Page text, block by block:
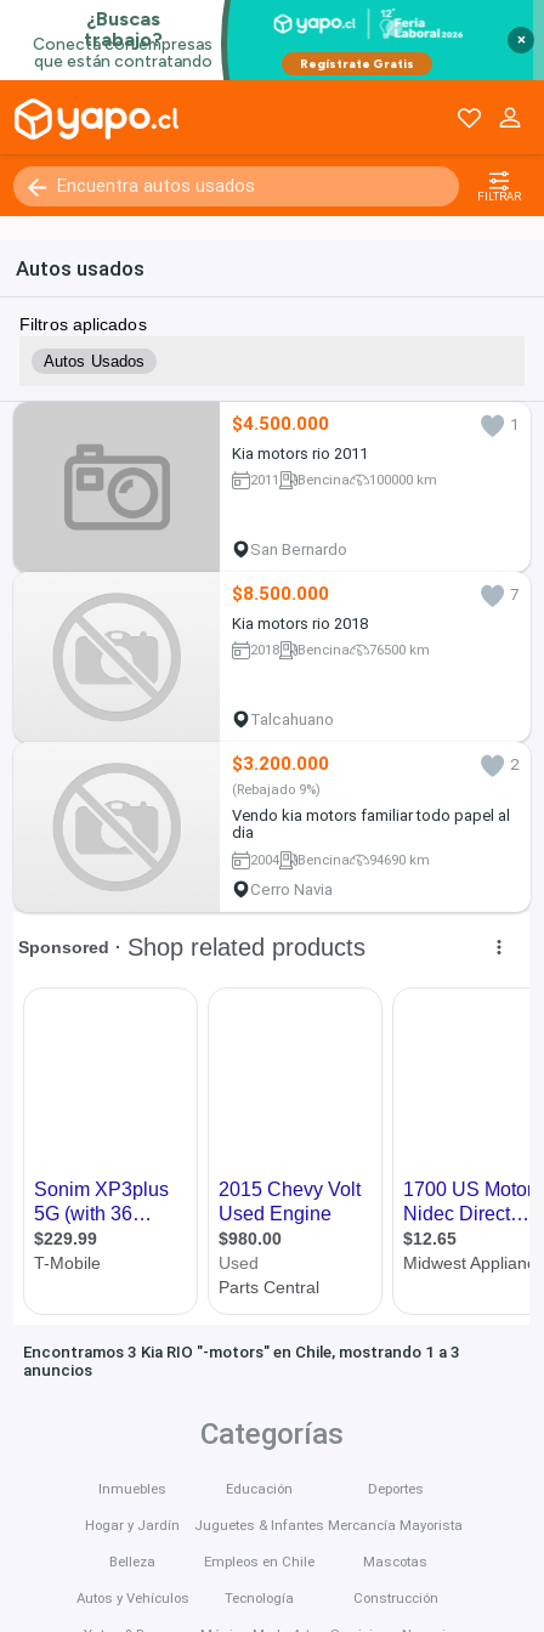
×
FILTRAR
Autos usados
Filtros aplicados
Autos Usados
$4.500.000
1
Kia motors rio 2011
2011 Bencina 100000 km
San Bernardo
$8.500.000
7
Kia motors rio 2018
2018 Bencina 76500 km
Talcahuano
$3.200.000 2
(Rebajado 9%)
Vendo kia motors familiar todo papel al
dia
2004 Bencina 94690 km
Cerro Navia
Encontramos 3 Kia RIO "-motors" en Chile, mostrando 1 a 3
anuncios
Categorías
Inmuebles
Hogar y Jardín
Belleza
Autos y Vehículos
Educación
Juguetes & Infantes
Empleos en Chile
Tecnología
Deportes
Mercancía Mayorista
Mascotas
Construcción